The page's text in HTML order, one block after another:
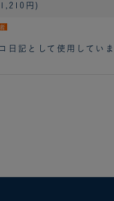
円)
日記として使用してい